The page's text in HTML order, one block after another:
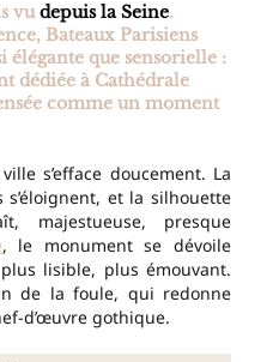
vudepuis la Seine.
Bateaux Parisiens
élégante que sensorielle :
dédiée à Cathédrale
comme un moment
s’efface doucement. La
et la silhouette
majestueuse, presque
, le monument se dévoile
lisible, plus émouvant.
de la foule, qui redonne
d’œuvre gothique.